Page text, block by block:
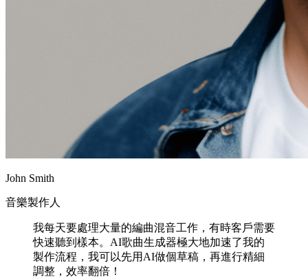
John Smith
音樂製作人
我每天要處理大量的編曲混音工作，有時客戶需要
快速聽到樣本。AI歌曲生成器極大地加速了我的
製作流程，我可以先用AI做個草稿，再進行精細
調整，效率翻倍！